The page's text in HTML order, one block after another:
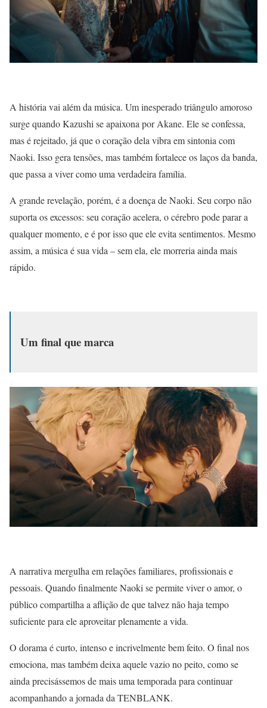
A história vai além da música. Um inesperado triângulo amoroso
surge quando Kazushi se apaixona por Akane. Ele se confessa,
mas é rejeitado, já que o coração dela vibra em sintonia com
Naoki. Isso gera tensões, mas também fortalece os laços da banda,
que passa a viver como uma verdadeira família.
A grande revelação, porém, é a doença de Naoki. Seu corpo não
suporta os excessos: seu coração acelera, o cérebro pode parar a
qualquer momento, e é por isso que ele evita sentimentos. Mesmo
assim, a música é sua vida – sem ela, ele morreria ainda mais
rápido.
Um final que marca
A narrativa mergulha em relações familiares, profissionais e
pessoais. Quando finalmente Naoki se permite viver o amor, o
público compartilha a aflição de que talvez não haja tempo
suficiente para ele aproveitar plenamente a vida.
O dorama é curto, intenso e incrivelmente bem feito. O final nos
emociona, mas também deixa aquele vazio no peito, como se
ainda precisássemos de mais uma temporada para continuar
acompanhando a jornada da TENBLANK.